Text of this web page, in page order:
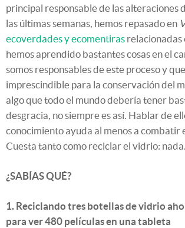
principal responsable de las alteraciones
las últimas semanas, hemos repasado en
ecoverdades y ecomentiras relacionadas
hemos aprendido bastantes cosas en el
somos responsables de este proceso y
imprescindible para la conservación del
algo que todo el mundo debería tener
desgracia, no siempre es así. Hablar de
conocimiento ayuda al menos a combatir
Cuesta tanto como reciclar el vidrio: nada.
¿SABÍAS QUÉ?
1. Reciclando tres botellas de vidrio
para ver 480 películas en una tableta